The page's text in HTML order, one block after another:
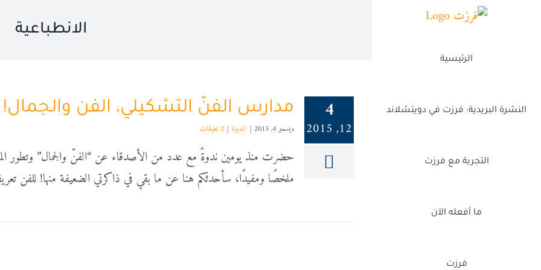
الرئيسية
النشرة البريدية: فرزت في دويتشلاند
التجربة مع فرزت
ما أفعله الآن
فرزت
الانطباعية
4
12, 2015
مدارس الفنّ التشكيلي، الفن والجمال!
ديسمبر 4, 2015 | المدونة | 2 تعليقات
حضرت منذ يومين ندوةً مع عدد من الأصدقاء عن “الفنّ والجمال” وتطور
ملخصًا ومفيدًا، سأحدثكم هنا عن ما بقي في ذاكرتي الضعيفة منها! للفن